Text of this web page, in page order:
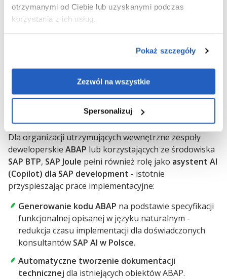
otrzymanymi od Ciebie lub uzyskanymi podczas
korzystania z ich usług.
Pokaż szczegóły
Zezwól na wszystkie
Spersonalizuj
Autonomiczne zatwierdzanie zamówieńponiżej
zdefiniowanych progów wartościowych - bez
Monitoring zgodności realizacji kontraktów i
automatyczne alertyw przypadku odchyleń
cenowych lub terminowych.
Środowisko developerskie SAP (SAP BTP / ABAP /
Dla organizacji utrzymujących wewnętrzne zespoły
deweloperskie ABAP lub korzystających ze środowiska
SAP BTP, SAP Joule pełni również rolę jako asystent AI
(Copilot) dla SAP development - istotnie
przyspieszając prace implementacyjne:
Generowanie kodu ABAP na podstawie specyfikacji
funkcjonalnej opisanej w języku naturalnym -
redukcja czasu implementacji dla doświadczonych
konsultantów SAP AI w Polsce.
Automatyczne tworzenie dokumentacji
technicznej dla istniejących obiektów ABAP.